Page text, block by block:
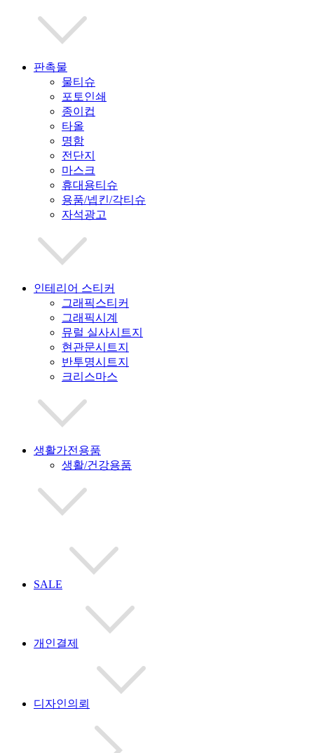
판촉물
물티슈
포토인쇄
종이컵
타올
명함
전단지
마스크
휴대용티슈
용품/넵킨/각티슈
자석광고
인테리어 스티커
그래픽스티커
그래픽시계
뮤럴 실사시트지
현관문시트지
반투명시트지
크리스마스
생활가전용품
생활/건강용품
SALE
개인결제
디자인의뢰